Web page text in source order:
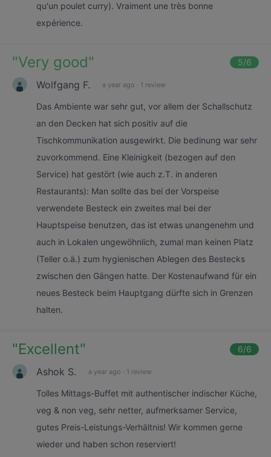
qu'un poulet curry). Vraiment une très bonne
expérience.
"Very good" 5/6
Wolfgang F. a year ago · 1 review
Das Ambiente war sehr gut, vor allem der Schallschutz
an den Decken hat sich positiv auf die
Tischkommunikation ausgewirkt. Die bedinung war sehr
zuvorkommend. Eine Kleinigkeit (bezogen auf den
Service) hat gestört (wie auch z.T. in anderen
Restaurants): Man sollte das bei der Vorspeise
verwendete Besteck ein zweites mal bei der
Hauptspeise benutzen, das ist etwas unangenehm und
auch in Lokalen ungewöhnlich, zumal man keinen Platz
(Teller o.ä.) zum hygienischen Ablegen des Bestecks
zwischen den Gängen hatte. Der Kostenaufwand für ein
neues Besteck beim Hauptgang dürfte sich in Grenzen
halten.
"Excellent" 6/6
Ashok S. a year ago · 1 review
Tolles Mittags-Buffet mit authentischer indischer Küche,
veg & non veg, sehr netter, aufmerksamer Service,
gutes Preis-Leistungs-Verhältnis! Wir kommen gerne
wieder und haben schon reserviert!